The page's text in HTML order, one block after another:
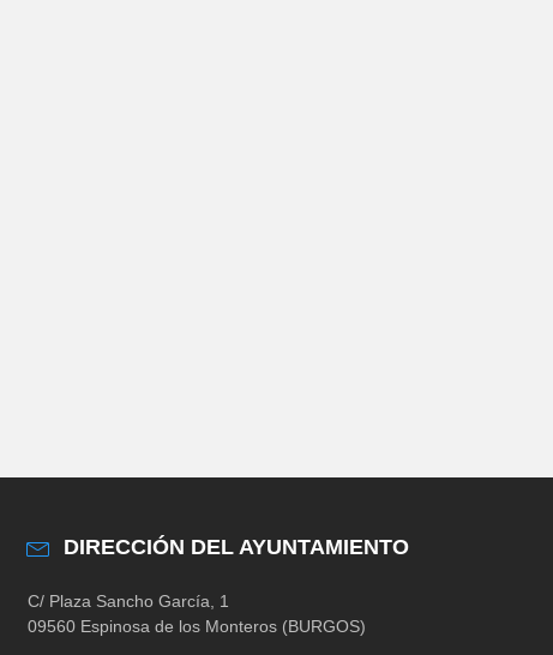
DIRECCIÓN DEL AYUNTAMIENTO
C/ Plaza Sancho García, 1
09560 Espinosa de los Monteros (BURGOS)